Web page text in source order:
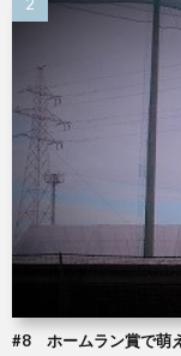
#8 ホームラン賞で萌